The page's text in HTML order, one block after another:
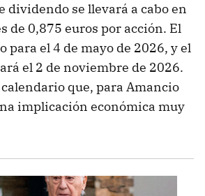
dividendo se llevará a cabo en
de 0,875 euros por acción. El
para el 4 de mayo de 2026, y el
el 2 de noviembre de 2026.
calendario que, para Amancio
implicación económica muy